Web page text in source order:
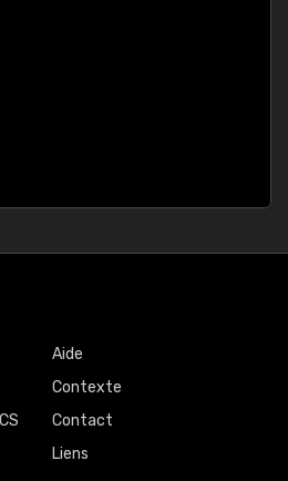
Aide
Contexte
Contact
Liens